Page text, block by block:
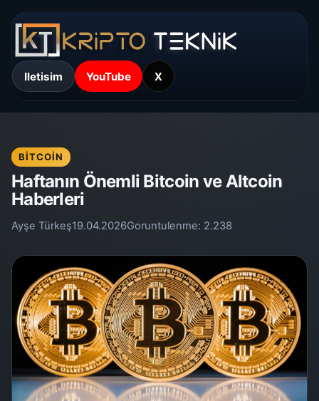
Iletisim YouTube X
BITCOIN
Haftanın Önemli Bitcoin ve Altcoin
Haberleri
Ayşe Türkeş19.04.2026Goruntulenme: 2.238